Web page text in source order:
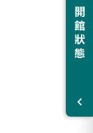
開館狀態